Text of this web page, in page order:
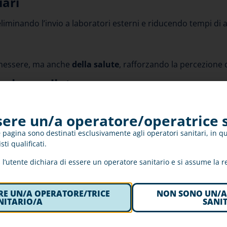
l’invio a laboratori esterni e riducendo tempi di
ma anche della salute, rafforzando la percezione
immediato
sul trattamento e sul percorso
della privacy. L’ospite può consultare la propria
e la longevity.
LongevityLab nella
un/a operatore/operatrice
sono destinati esclusivamente agli operatori sanitari, in
qualificati.
dichiara di essere un operatore sanitario e si assume la
UN/A OPERATORE/TRICE
A
NON SONO UN/A